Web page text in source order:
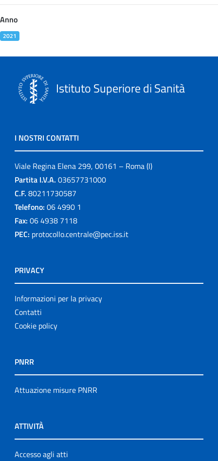
Anno
2021
Istituto Superiore di Sanità
I NOSTRI CONTATTI
Viale Regina Elena 299, 00161 – Roma (I)
Partita I.V.A. 03657731000
C.F. 80211730587
Telefono: 06 4990 1
Fax: 06 4938 7118
PEC: protocollo.centrale@pec.iss.it
PRIVACY
Informazioni per la privacy
Contatti
Cookie policy
PNRR
Attuazione misure PNRR
ATTIVITÀ
Accesso agli atti